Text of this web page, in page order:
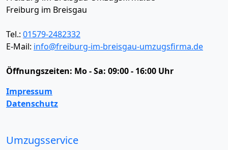
Freiburg im Breisgau
Tel.: 01579-2482332
E-Mail: info@freiburg-im-breisgau-umzugsfirma.de
Öffnungszeiten: Mo - Sa: 09:00 - 16:00 Uhr
Impressum
Datenschutz
Umzugsservice